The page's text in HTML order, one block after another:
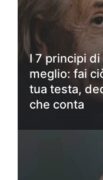
I 7 principi
meglio: fai
tua testa,
che conta